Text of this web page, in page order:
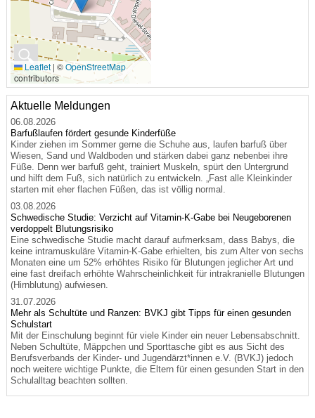
🔍
Leaflet | ©OpenStreetMap
contributors
Aktuelle Meldungen
06.08.2026
Barfußlaufen fördert gesunde Kinderfüße
Kinder ziehen im Sommer gerne die Schuhe aus, laufen barfuß über
Wiesen, Sand und Waldboden und stärken dabei ganz nebenbei ihre
Füße. Denn wer barfuß geht, trainiert Muskeln, spürt den Untergrund
und hilft dem Fuß, sich natürlich zu entwickeln. „Fast alle Kleinkinder
starten mit eher flachen Füßen, das ist völlig normal.
03.08.2026
Schwedische Studie: Verzicht auf Vitamin-K-Gabe bei Neugeborenen
verdoppelt Blutungsrisiko
Eine schwedische Studie macht darauf aufmerksam, dass Babys, die
keine intramuskuläre Vitamin-K-Gabe erhielten, bis zum Alter von sechs
Monaten eine um 52% erhöhtes Risiko für Blutungen jeglicher Art und
eine fast dreifach erhöhte Wahrscheinlichkeit für intrakranielle Blutungen
(Hirnblutung) aufwiesen.
31.07.2026
Mehr als Schultüte und Ranzen: BVKJ gibt Tipps für einen gesunden
Schulstart
Mit der Einschulung beginnt für viele Kinder ein neuer Lebensabschnitt.
Neben Schultüte, Mäppchen und Sporttasche gibt es aus Sicht des
Berufsverbands der Kinder- und Jugendärzt*innen e.V. (BVKJ) jedoch
noch weitere wichtige Punkte, die Eltern für einen gesunden Start in den
Schulalltag beachten sollten.